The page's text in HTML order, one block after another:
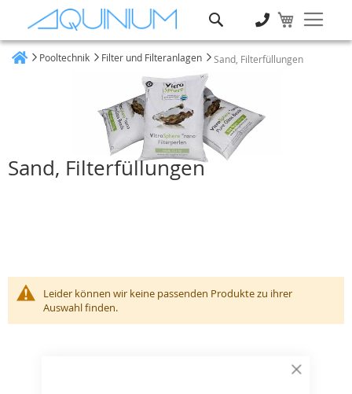
Close
Pooltechnik Filter und Filteranlagen Sand, Filterfüllungen
Sand, Filterfüllungen
Leider können wir keine passenden Produkte zu ihrer
Auswahl finden.